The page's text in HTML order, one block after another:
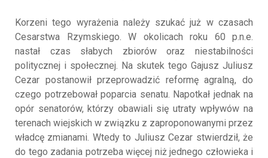
Korzeni tego wyrażenia należy szukać już w czasach
Cesarstwa Rzymskiego. W okolicach roku 60 p.n.e.
nastał czas słabych zbiorów oraz niestabilności
politycznej i społecznej. Na skutek tego Gajusz Juliusz
Cezar postanowił przeprowadzić reformę agralną, do
czego potrzebował poparcia senatu. Napotkał jednak na
opór senatorów, którzy obawiali się utraty wpływów na
terenach wiejskich w związku z zaproponowanymi przez
władcę zmianami. Wtedy to Juliusz Cezar stwierdził, że
do tego zadania potrzeba więcej niż jednego człowieka i